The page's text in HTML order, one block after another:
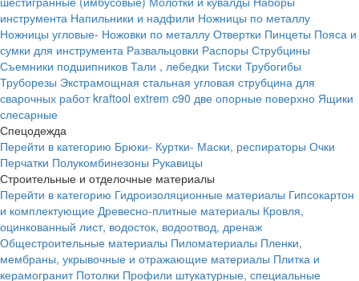
инструмента Напильники и надфили Ножницы по металлу
Ножницы угловые- Ножовки по металлу Отвертки Пинцеты Пояса и
сумки для инструмента Развальцовки Распоры Струбцины
Съемники подшипников Тали , лебедки Тиски Трубогибы
Труборезы Экстрамощная стальная угловая струбцина для
сварочных работ kraftool extrem c90 две опорные поверхно Ящики
слесарные
Спецодежда
Перейти в категорию Брюки- Куртки- Маски, респираторы Очки
Перчатки Полукомбинезоны Рукавицы
Строительные и отделочные материалы
Перейти в категорию Гидроизоляционные материалы Гипсокартон
и комплектующие Древесно-плитные материалы Кровля,
оцинкованный лист, водосток, водоотвод, дренаж
Общестроительные материалы Пиломатериалы Пленки,
мембраны, укрывочные и отражающие материалы Плитка и
керамогранит Потолки Профили штукатурные, специальные